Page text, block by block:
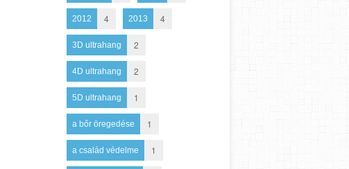
2012 4 2013 4
3D ultrahang 2
4D ultrahang 2
5D ultrahang 1
a bőr öregedése 1
a család védelme 1